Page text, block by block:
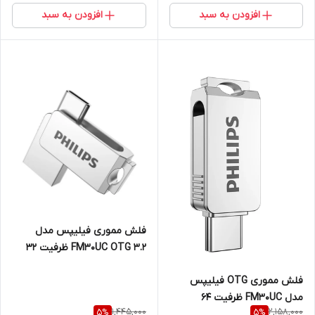
افزودن به سبد افزودن به سبد
فلش مموری OTG فیلیپس
مدل FM30UC ظرفیت 64
2,158,000
5%
فلش مموری فیلیپس مدل
FM30UC OTG 3.2 ظرفیت 32
1,445,000
5%